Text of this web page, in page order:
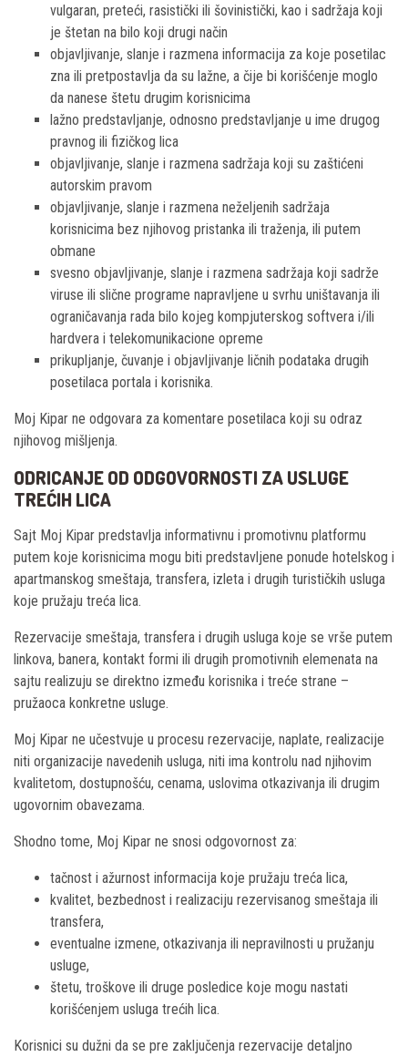
vulgaran, preteći, rasistički ili šovinistički, kao i sadržaja koji
je štetan na bilo koji drugi način
objavljivanje, slanje i razmena informacija za koje posetilac
zna ili pretpostavlja da su lažne, a čije bi korišćenje moglo
da nanese štetu drugim korisnicima
lažno predstavljanje, odnosno predstavljanje u ime drugog
pravnog ili fizičkog lica
objavljivanje, slanje i razmena sadržaja koji su zaštićeni
autorskim pravom
objavljivanje, slanje i razmena neželjenih sadržaja
korisnicima bez njihovog pristanka ili traženja, ili putem
obmane
svesno objavljivanje, slanje i razmena sadržaja koji sadrže
viruse ili slične programe napravljene u svrhu uništavanja ili
ograničavanja rada bilo kojeg kompjuterskog softvera i/ili
hardvera i telekomunikacione opreme
prikupljanje, čuvanje i objavljivanje ličnih podataka drugih
posetilaca portala i korisnika.
Moj Kipar ne odgovara za komentare posetilaca koji su odraz
njihovog mišljenja.
ODRICANJE OD ODGOVORNOSTI ZA USLUGE
TREĆIH LICA
Sajt Moj Kipar predstavlja informativnu i promotivnu platformu
putem koje korisnicima mogu biti predstavljene ponude hotelskog i
apartmanskog smeštaja, transfera, izleta i drugih turističkih usluga
koje pružaju treća lica.
Rezervacije smeštaja, transfera i drugih usluga koje se vrše putem
linkova, banera, kontakt formi ili drugih promotivnih elemenata na
sajtu realizuju se direktno između korisnika i treće strane –
pružaoca konkretne usluge.
Moj Kipar ne učestvuje u procesu rezervacije, naplate, realizacije
niti organizacije navedenih usluga, niti ima kontrolu nad njihovim
kvalitetom, dostupnošću, cenama, uslovima otkazivanja ili drugim
ugovornim obavezama.
Shodno tome, Moj Kipar ne snosi odgovornost za:
tačnost i ažurnost informacija koje pružaju treća lica,
kvalitet, bezbednost i realizaciju rezervisanog smeštaja ili
transfera,
eventualne izmene, otkazivanja ili nepravilnosti u pružanju
usluge,
štetu, troškove ili druge posledice koje mogu nastati
korišćenjem usluga trećih lica.
Korisnici su dužni da se pre zaključenja rezervacije detaljno